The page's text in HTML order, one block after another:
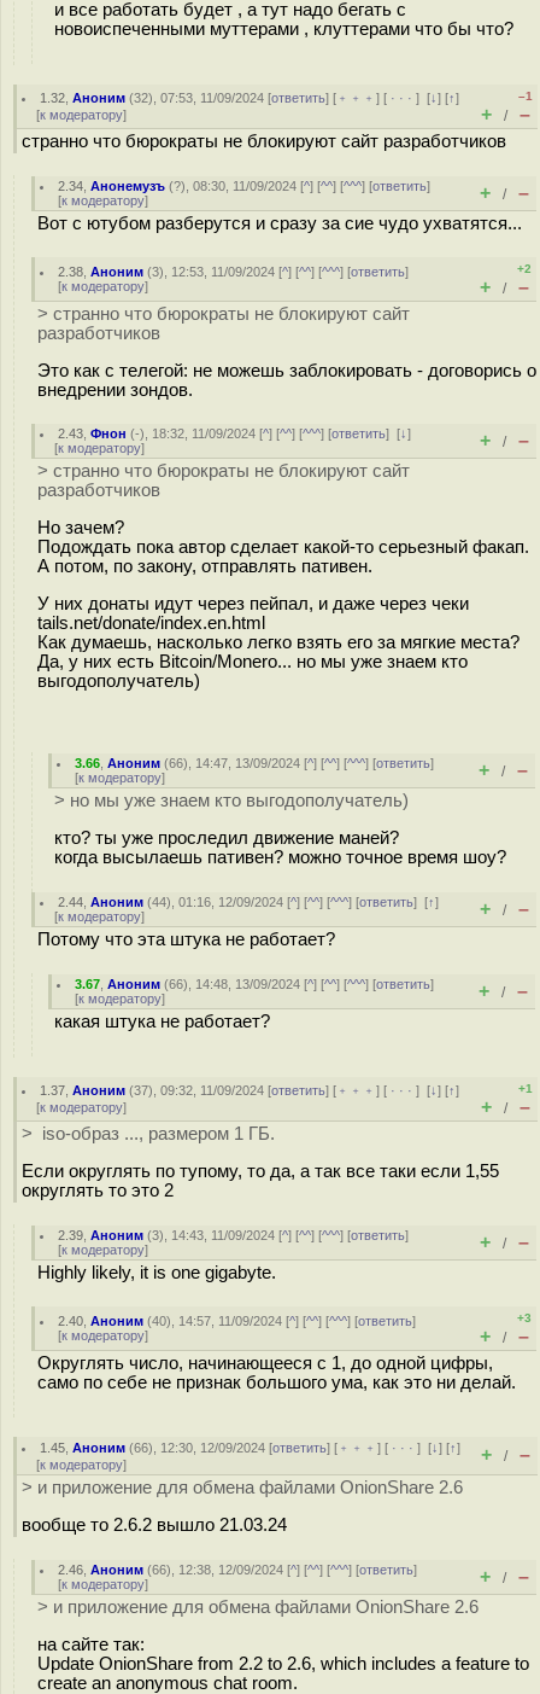
и все работать будет , а тут надо бегать с
новоиспеченными муттерами , клуттерами что бы что?
1.32 ,Аноним (32), 07:53, 11/09/2024 [ответить] [ ﹢﹢﹢] [ · · ·][↓] [↑]
[к модератору]
–1
+ / –
странно что бюрократы не блокируют сайт разработчиков
2.34 ,Анонемузъ (?), 08:30, 11/09/2024 [^] [^^] [^^^] [ответить]
[к модератору] + / –
Вот с ютубом разберутся и сразу за сие чудо ухватятся...
2.38 ,Аноним (3), 12:53, 11/09/2024 [^] [^^] [^^^] [ответить]
[к модератору]
+2
+ / –
> странно что бюрократы не блокируют сайт
разработчиков
Это как с телегой: не можешь заблокировать - договорись о
внедрении зондов.
2.43 ,Фнон (-), 18:32, 11/09/2024 [^] [^^] [^^^] [ответить][↓]
[к модератору] + / –
> странно что бюрократы не блокируют сайт
разработчиков
Но зачем?
Подождать пока автор сделает какой-то серьезный факап.
А потом, по закону, отправлять пативен.
У них донаты идут через пейпал, и даже через чеки
tails.net/donate/index.en.html
Как думаешь, насколько легко взять его за мягкие места?
Да, у них есть Bitcoin/Monero... но мы уже знаем кто
выгодополучатель)
3.66 ,Аноним (66), 14:47, 13/09/2024 [^] [^^] [^^^] [ответить]
[к модератору] + / –
> но мы уже знаем кто выгодополучатель)
кто? ты уже проследил движение маней?
когда высылаешь пативен? можно точное время шоу?
2.44 ,Аноним (44), 01:16, 12/09/2024 [^] [^^] [^^^] [ответить][↑]
[к модератору] + / –
Потому что эта штука не работает?
3.67 ,Аноним (66), 14:48, 13/09/2024 [^] [^^] [^^^] [ответить]
[к модератору] + / –
какая штука не работает?
1.37 ,Аноним (37), 09:32, 11/09/2024 [ответить] [ ﹢﹢﹢] [ · · ·][↓] [↑]
[к модератору]
+1
+ / –
> iso-образ ..., размером 1 ГБ.
Если округлять по тупому, то да, а так все таки если 1,55
округлять то это 2
2.39 ,Аноним (3), 14:43, 11/09/2024 [^] [^^] [^^^] [ответить]
[к модератору] + / –
Highly likely, it is one gigabyte.
2.40 ,Аноним (40), 14:57, 11/09/2024 [^] [^^] [^^^] [ответить]
[к модератору]
+3
+ / –
Округлять число, начинающееся с 1, до одной цифры,
само по себе не признак большого ума, как это ни делай.
1.45 ,Аноним (66), 12:30, 12/09/2024 [ответить] [ ﹢﹢﹢] [ · · ·][↓] [↑]
[к модератору] + / –
> и приложение для обмена файлами OnionShare 2.6
вообще то 2.6.2 вышло 21.03.24
2.46 ,Аноним (66), 12:38, 12/09/2024 [^] [^^] [^^^] [ответить]
[к модератору] + / –
> и приложение для обмена файлами OnionShare 2.6
на сайте так:
Update OnionShare from 2.2 to 2.6, which includes a feature to
create an anonymous chat room.